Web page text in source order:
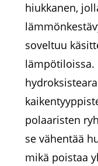
hiukkanen,
soveltuu
lämpötiloissa.
polaaristen
se vähentää
mikä poistaa